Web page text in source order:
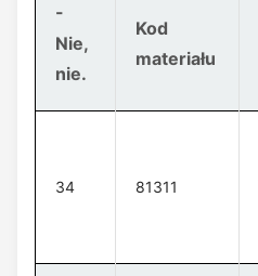
-
Nie,
nie.
Kod
materiału
34 81311